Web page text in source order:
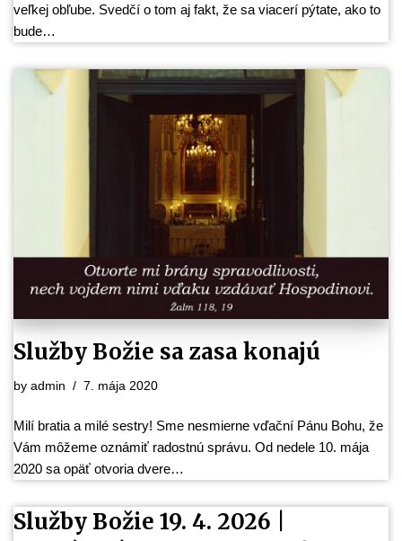
veľkej obľube. Svedčí o tom aj fakt, že sa viacerí pýtate, ako to
bude…
Služby Božie sa zasa konajú
by admin 7. mája 2020
Milí bratia a milé sestry! Sme nesmierne vďační Pánu Bohu, že
Vám môžeme oznámiť radostnú správu. Od nedele 10. mája
2020 sa opäť otvoria dvere…
Služby Božie 19. 4. 2026 |